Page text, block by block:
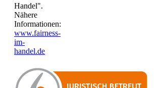
Handel".
Nähere
Informationen:
www.fairness-
im-
handel.de